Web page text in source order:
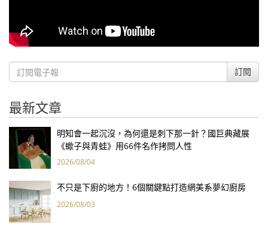
訂閱
最新文章
明知會一起沉沒，為何還是刺下那一針？國巨典藏展
《蠍子與青蛙》用66件名作拷問人性
2026/08/04
不只是下廚的地方！6個關鍵點打造網美系夢幻廚房
2026/08/03